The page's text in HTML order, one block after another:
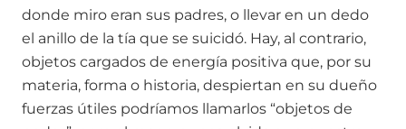
donde miro eran sus padres, o llevar en un dedo
el anillo de la tía que se suicidó. Hay, al contrario,
objetos cargados de energía positiva que, por su
materia, forma o historia, despiertan en su dueño
fuerzas útiles podríamos llamarlos “objetos de